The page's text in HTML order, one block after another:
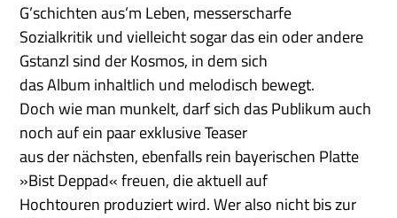
G’schichten aus’m Leben, messerscharfe
Sozialkritik und vielleicht sogar das ein oder andere
Gstanzl sind der Kosmos, in dem sich
das Album inhaltlich und melodisch bewegt.
Doch wie man munkelt, darf sich das Publikum auch
noch auf ein paar exklusive Teaser
aus der nächsten, ebenfalls rein bayerischen Platte
»Bist Deppad« freuen, die aktuell auf
Hochtouren produziert wird. Wer also nicht bis zur